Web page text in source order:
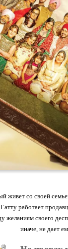
живет со своей
работает
желаниям своего
иначе, не дает